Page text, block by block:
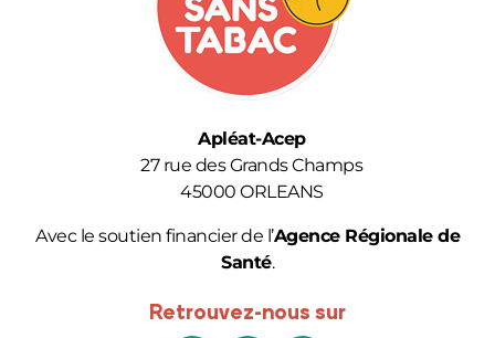
Apléat-Acep
27 rue des Grands Champs
45000 ORLEANS
Avec le soutien financier de l’Agence Régionale de
Santé.
Retrouvez-nous sur